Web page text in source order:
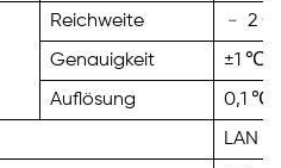
Reichweite ﹣ 2 0
Genauigkeit ±1 ℃
Auflösung 0,1 ℃
LAN